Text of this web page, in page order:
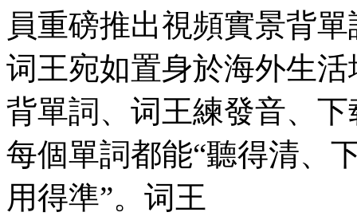
員重磅推出視頻實景背
词王宛如置身於海外生
背單詞、词王練發音、
每個單詞都能“聽得清、
用得準”。词王